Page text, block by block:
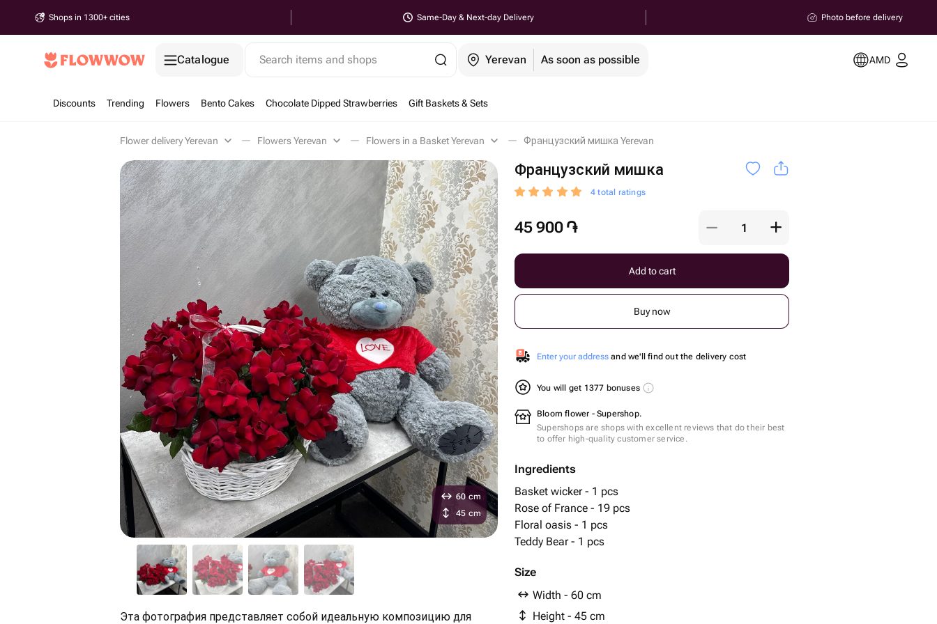
Shops in 1300+ cities Same-Day & Next-day Delivery Photo before delivery
Catalogue Search items and shops Yerevan As soon as possible AMD
Discounts Trending Flowers Bento Cakes Chocolate Dipped Strawberries Gift Baskets & Sets
Flower delivery Yerevan Flowers Yerevan Flowers in a Basket Yerevan Французский мишка Yerevan
Французский мишка
4 total ratings
45 900 ֏
Add to cart
Buy now
Enter your address and we'll find out the delivery cost
You will get 1377 bonuses
Bloom flower - Supershop.
Supershops are shops with excellent reviews that do their best
to offer high-quality customer service.
Ingredients
Basket wicker - 1 pcs
Rose of France - 19 pcs
Floral oasis - 1 pcs
Teddy Bear - 1 pcs
Size
Width - 60 cm
Height - 45 cm
60 cm
45 cm
Эта фотография представляет собой идеальную композицию для